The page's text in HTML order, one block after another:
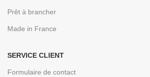
Prêt à brancher
Made in France
SERVICE CLIENT
Formulaire de contact